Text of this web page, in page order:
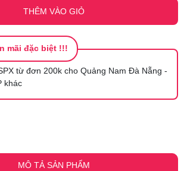
THÊM VÀO GIỎ
mãi đặc biệt !!!
từ đơn 200k cho Quảng Nam Đà Nẵng -
khác
MÔ TẢ SẢN PHẨM